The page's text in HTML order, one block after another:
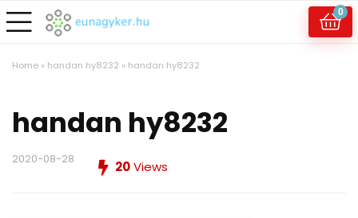
0
Home » handan hy8232 » handan hy8232
handan hy8232
2020-08-28 20Views